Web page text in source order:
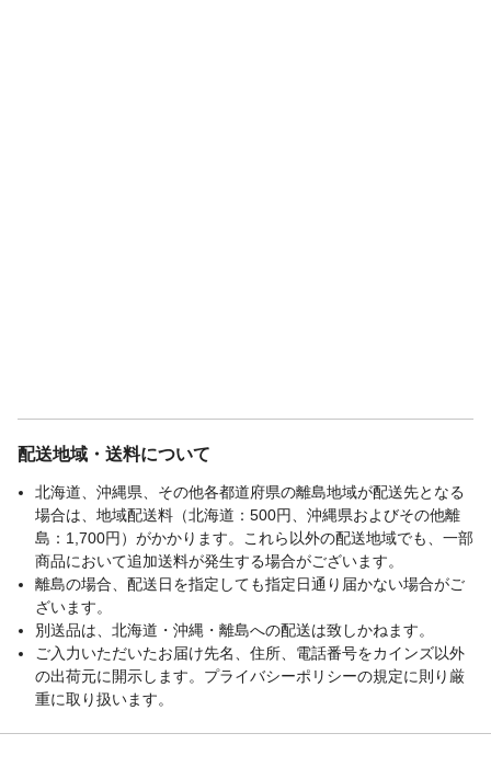
配送地域・送料について
北海道、沖縄県、その他各都道府県の離島地域が配送先となる
場合は、地域配送料（北海道：500円、沖縄県およびその他離
島：1,700円）がかかります。これら以外の配送地域でも、一部
商品において追加送料が発生する場合がございます。
離島の場合、配送日を指定しても指定日通り届かない場合がご
ざいます。
別送品は、北海道・沖縄・離島への配送は致しかねます。
ご入力いただいたお届け先名、住所、電話番号をカインズ以外
の出荷元に開示します。プライバシーポリシーの規定に則り厳
重に取り扱います。